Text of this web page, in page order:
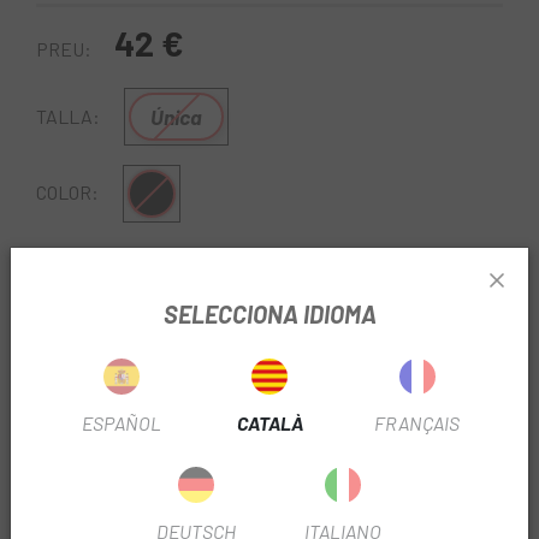
PREU: 42 €
TALLA: Única
COLOR: Negre
Sense Stock
AVISA'M QUAN ESTIGUI DISPONIBLE
DESCOMPTE DEL 10% AL CARRET
Oferta no acumulable a altres promocions.
SELECCIONA IDIOMA
ESPAÑOL CATALÀ FRANÇAIS
DEUTSCH ITALIANO